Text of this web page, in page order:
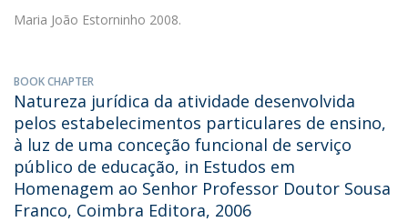
Maria João Estorninho 2008.
BOOK CHAPTER
Natureza jurídica da atividade desenvolvida
pelos estabelecimentos particulares de ensino,
à luz de uma conceção funcional de serviço
público de educação, in Estudos em
Homenagem ao Senhor Professor Doutor Sousa
Franco, Coimbra Editora, 2006